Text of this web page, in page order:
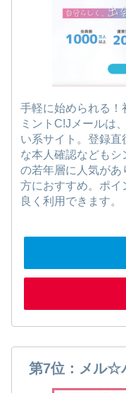
手軽に始められる
ミントC!Jメールは
い系サイト。登録直
な本人確認なども
の若年層に人気があ
方におすすめ。ポ
良く利用できます。
第7位：メル☆